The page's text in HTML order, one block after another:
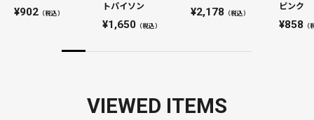
902 （税込）
トパイソン
1,650（税込）
2,178 （税込）
ピンク
858 （
VIEWED ITEMS